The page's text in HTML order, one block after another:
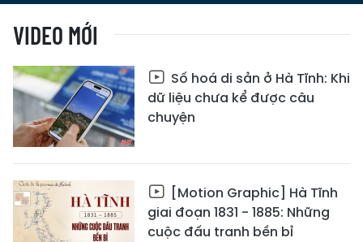
VIDEO MỚI
Số hoá di sản ở Hà Tĩnh: Khi
dữ liệu chưa kể được câu
chuyện
[Motion Graphic] Hà Tĩnh
giai đoạn 1831 - 1885: Những
cuộc đấu tranh bền bỉ